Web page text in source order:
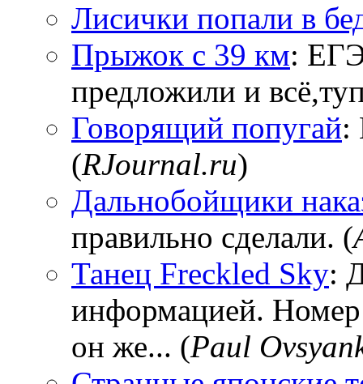
Лисички попали в
Прыжок с 39 км:
предложили и
Говорящий попугай:
(RJournal.ru)
Дальнобойщики
правильно сделали. (
Танец Freckled Sky:
информацией.
он же... (Paul